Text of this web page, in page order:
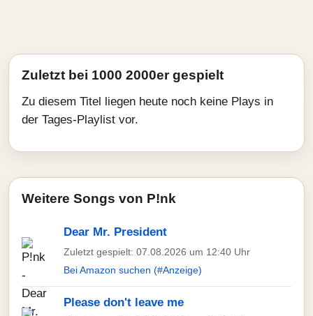
Zuletzt bei 1000 2000er gespielt
Zu diesem Titel liegen heute noch keine Plays in
der Tages-Playlist vor.
Weitere Songs von P!nk
Dear Mr. President
Zuletzt gespielt: 07.08.2026 um 12:40 Uhr
Bei Amazon suchen (#Anzeige)
Please don't leave me